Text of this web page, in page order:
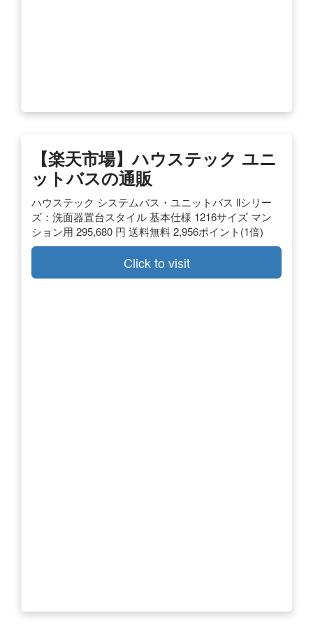
【楽天市場】ハウステック ユニ
ットバスの通販
ハウステック システムバス・ユニットバス llシリー
ズ：洗面器置台スタイル 基本仕様 1216サイズ マン
ション用 295,680 円 送料無料 2,956ポイント(1倍)
Click to visit